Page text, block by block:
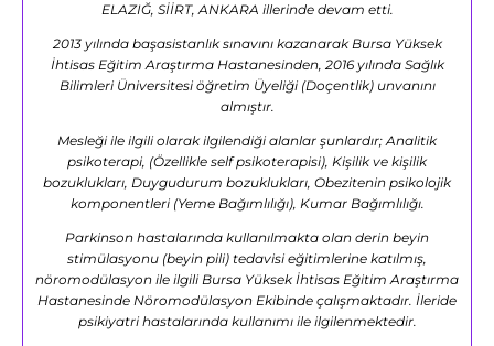
ELAZIĞ, SİİRT, ANKARA illerinde devam etti.
2013 yılında başasistanlık sınavını kazanarak Bursa Yüksek
İhtisas Eğitim Araştırma Hastanesinden, 2016 yılında Sağlık
Bilimleri Üniversitesi öğretim Üyeliği (Doçentlik) unvanını
almıştır.
Mesleği ile ilgili olarak ilgilendiği alanlar şunlardır; Analitik
psikoterapi, (Özellikle self psikoterapisi), Kişilik ve kişilik
bozuklukları, Duygudurum bozuklukları, Obezitenin psikolojik
komponentleri (Yeme Bağımlılığı), Kumar Bağımlılığı.
Parkinson hastalarında kullanılmakta olan derin beyin
stimülasyonu (beyin pili) tedavisi eğitimlerine katılmış,
nöromodülasyon ile ilgili Bursa Yüksek İhtisas Eğitim Araştırma
Hastanesinde Nöromodülasyon Ekibinde çalışmaktadır. İleride
psikiyatri hastalarında kullanımı ile ilgilenmektedir.